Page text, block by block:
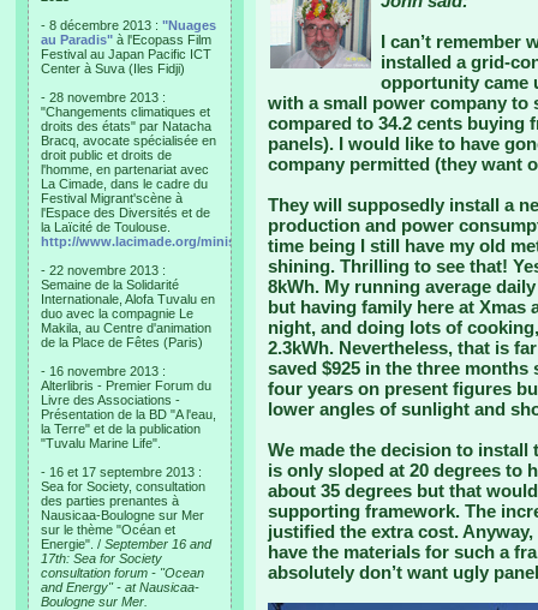
- 8 décembre 2013 : "Nuages
au Paradis" à l'Ecopass Film
Festival au Japan Pacific ICT
Center à Suva (Iles Fidji)
- 28 novembre 2013 :
"Changements climatiques et
droits des états" par Natacha
Bracq, avocate spécialisée en
droit public et droits de
l'homme, en partenariat avec
La Cimade, dans le cadre du
Festival Migrant'scène à
l'Espace des Diversités et de
la Laïcité de Toulouse.
http://www.lacimade.org/minisites/migrantscene
- 22 novembre 2013 :
Semaine de la Solidarité
Internationale, Alofa Tuvalu en
duo avec la compagnie Le
Makila, au Centre d'animation
de la Place de Fêtes (Paris)
- 16 novembre 2013 :
Alterlibris - Premier Forum du
Livre des Associations -
Présentation de la BD "A l'eau,
la Terre" et de la publication
"Tuvalu Marine Life".
- 16 et 17 septembre 2013 :
Sea for Society, consultation
des parties prenantes à
Nausicaa-Boulogne sur Mer
sur le thème "Océan et
Energie". / September 16 and
17th: Sea for Society
consultation forum - "Ocean
and Energy" - at Nausicaa-
Boulogne sur Mer.
I can’t remember
installed a grid-
opportunity came
with a small power company to
compared to 34.2 cents buying
panels). I would like to have
company permitted (they want
They will supposedly install a
production and power
time being I still have my old
shining. Thrilling to see that!
8kWh. My running average
but having family here at
night, and doing lots of
2.3kWh. Nevertheless, that is
saved $925 in the three
four years on present figures
lower angles of sunlight and
We made the decision to
is only sloped at 20 degrees to
about 35 degrees but that
supporting framework. The
justified the extra cost.
have the materials for such a
absolutely don’t want ugly